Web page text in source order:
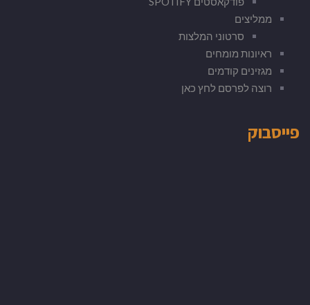
ממליצים
סרטוני המלצות
ראיונות מומחים
מגזינים קודמים
רוצה לפרסם לחץ כאן
פייסבוק